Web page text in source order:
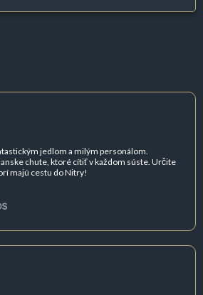
jedlom a milým personálom.
chute, ktoré cítiť v každom súste. Určite
majú cestu do Nitry!